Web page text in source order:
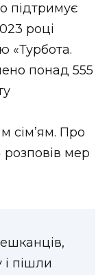
підтримує
році
«Турбота.
понад 555
сім’ям. Про
розповів мер
пішли